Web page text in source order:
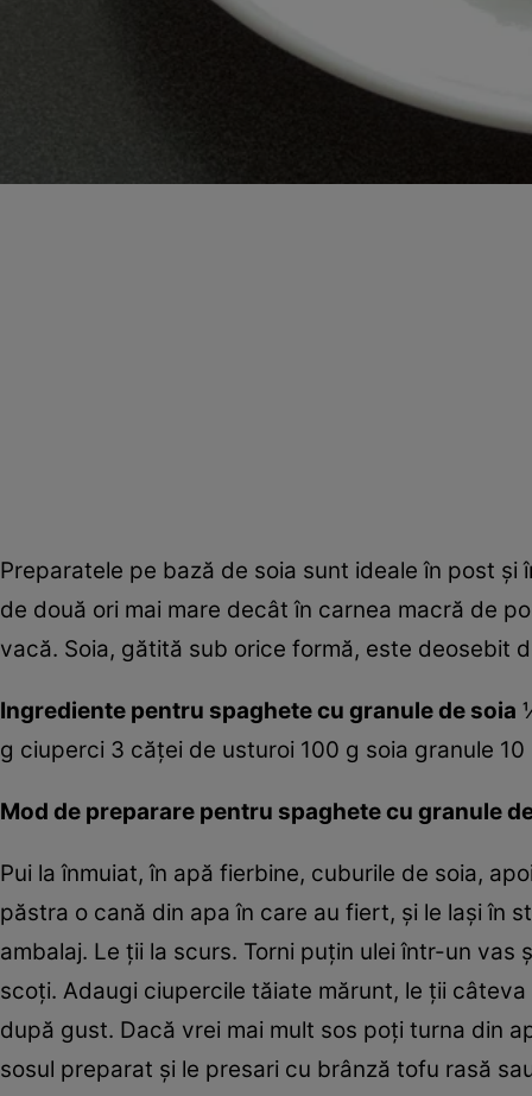
Preparatele pe bază de soia sunt ideale în post
de două ori mai mare decât în carnea macră de
vacă. Soia, gătită sub orice formă, este deosebit
Ingrediente pentru spaghete cu granule de soia
g ciuperci 3 căţei de usturoi 100 g soia granule
Mod de preparare pentru spaghete cu granule
Pui la înmuiat, în apă fierbine, cuburile de soia,
păstra o cană din apa în care au fiert, şi le laşi în
ambalaj. Le ţii la scurs. Torni puţin ulei într-un
scoţi. Adaugi ciupercile tăiate mărunt, le ţii
după gust. Dacă vrei mai mult sos poţi turna din
sosul preparat şi le presari cu brânză tofu rasă